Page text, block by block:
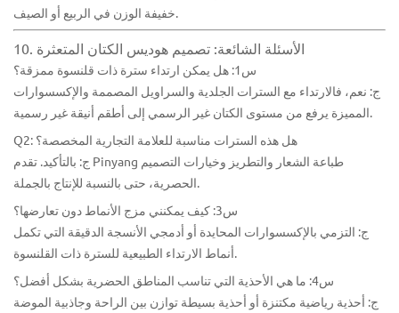
خفيفة الوزن في الربيع أو الصيف.
10. الأسئلة الشائعة: تصميم هوديس الكتان المتعثرة
س1: هل يمكن ارتداء سترة ذات قلنسوة ممزقة؟
ج: نعم، فالارتداء مع السترات الجلدية والسراويل المصممة والإكسسوارات
المميزة يرفع من مستوى الكتان غير الرسمي إلى أطقم أنيقة غير رسمية.
Q2: هل هذه السترات مناسبة للعلامة التجارية المخصصة؟
ج: بالتأكيد. تقدم Pinyang طباعة الشعار والتطريز وخيارات التصميم
الحصرية، حتى بالنسبة للإنتاج بالجملة.
س3: كيف يمكنني مزج الأنماط دون تعارضها؟
ج: التزمي بالإكسسوارات المحايدة أو أدمجي الأنسجة الدقيقة التي تكمل
أنماط الارتداء الطبيعية للسترة ذات القلنسوة.
س4: ما هي الأحذية التي تناسب المناطق الحضرية بشكل أفضل؟
ج: أحذية رياضية مكتنزة أو أحذية بسيطة توازن بين الراحة وجاذبية الموضة